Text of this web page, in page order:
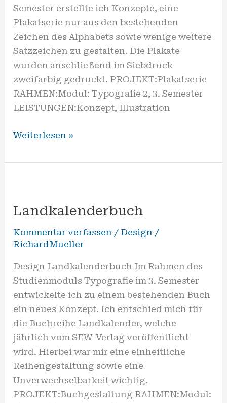
Semester erstellte ich Konzepte, eine
Plakatserie nur aus den bestehenden
Zeichen des Alphabets sowie wenige weitere
Satzzeichen zu gestalten. Die Plakate
wurden anschließend im Siebdruck
zweifarbig gedruckt. PROJEKT:Plakatserie
RAHMEN:Modul: Typografie 2, 3. Semester
LEISTUNGEN:Konzept, Illustration
Weiterlesen »
Landkalenderbuch
Kommentar verfassen / Design /
RichardMueller
Design Landkalenderbuch Im Rahmen des
Studienmoduls Typografie im 3. Semester
entwickelte ich zu einem bestehenden Buch
ein neues Konzept. Ich entschied mich für
die Buchreihe Landkalender, welche
jährlich vom SEW-Verlag veröffentlicht
wird. Hierbei war mir eine einheitliche
Reihengestaltung sowie eine
Unverwechselbarkeit wichtig.
PROJEKT:Buchgestaltung RAHMEN:Modul: